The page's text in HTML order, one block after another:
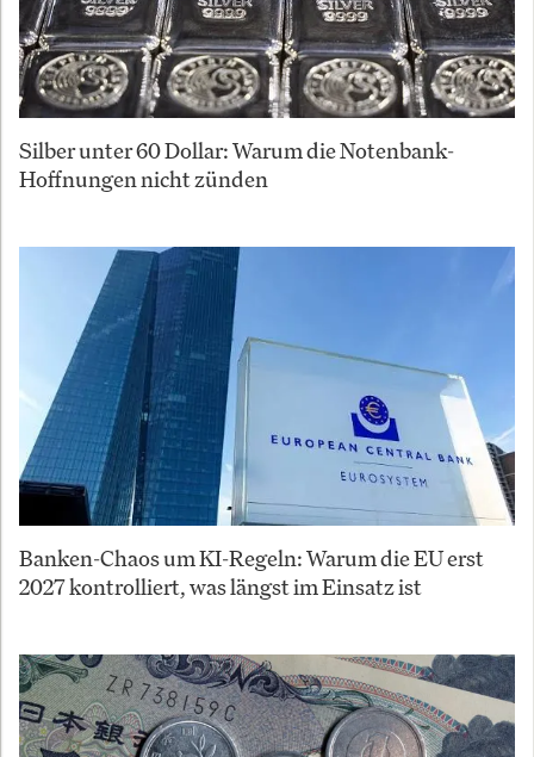
Silber unter 60 Dollar: Warum die Notenbank-
Hoffnungen nicht zünden
Banken-Chaos um KI-Regeln: Warum die EU erst
2027 kontrolliert, was längst im Einsatz ist